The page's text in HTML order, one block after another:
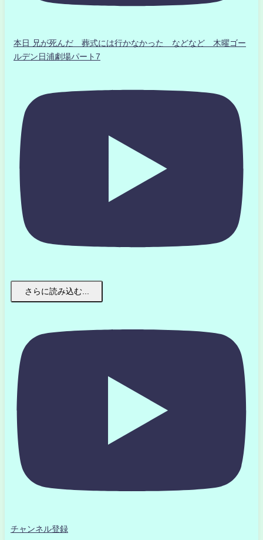
本日 兄が死んだ 葬式には行かなかった などなど 木曜ゴー
ルデン日浦劇場パート7
さらに読み込む...
チャンネル登録